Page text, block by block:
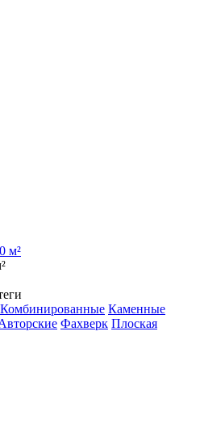
м²
Комбинированные Каменные
Фахверк Плоская